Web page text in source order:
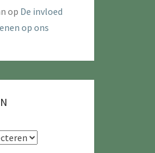
op De invloed
op ons